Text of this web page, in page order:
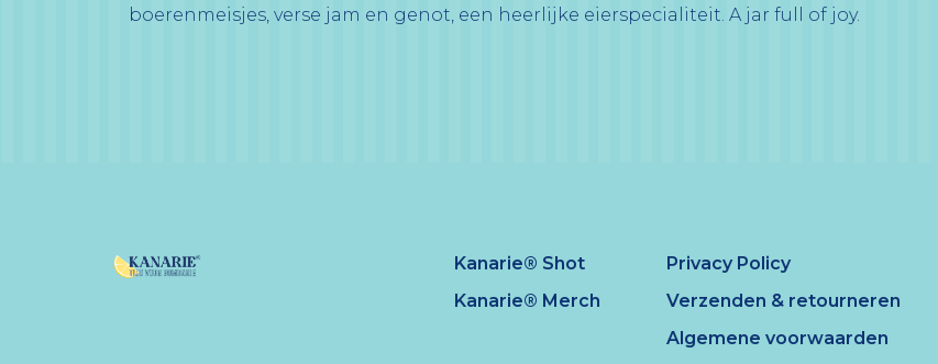
boerenmeisjes, verse jam en genot, een heerlijke eierspecialiteit. A jar full of joy.
Kanarie® Shot
Kanarie® Merch
Privacy Policy
Verzenden & retourneren
Algemene voorwaarden